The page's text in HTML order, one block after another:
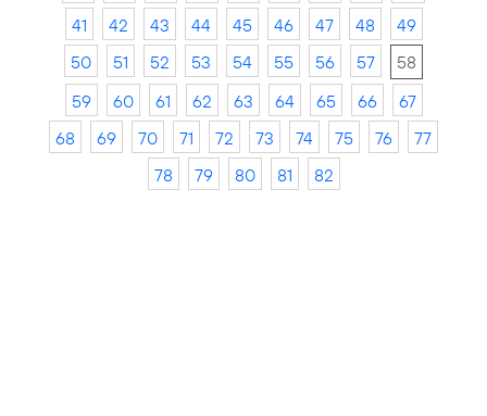
41
42 43 44 45 46 47 48
49
50
51 52 53 54 55 56 57
58
59
60 61 62 63 64 65 66
67
68
69 70 71 72 73 74 75 76
77
78
79 80 81 82